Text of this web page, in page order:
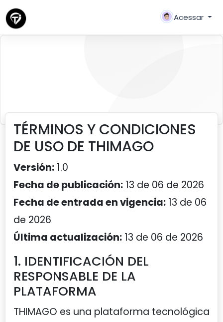
Acessar
TÉRMINOS Y CONDICIONES
DE USO DE THIMAGO
Versión: 1.0
Fecha de publicación: 13 de 06 de 2026
Fecha de entrada en vigencia: 13 de 06
de 2026
Última actualización: 13 de 06 de 2026
1. IDENTIFICACIÓN DEL
RESPONSABLE DE LA
PLATAFORMA
THIMAGO es una plataforma tecnológica